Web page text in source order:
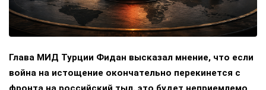
Глава МИД Турции Фидан высказал мнение, что если
война на истощение окончательно перекинется с